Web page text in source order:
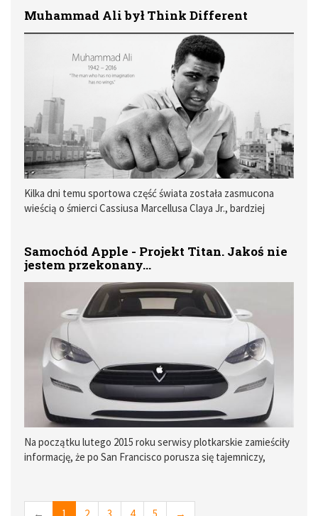
Muhammad Ali był Think Different
Kilka dni temu sportowa część świata została zasmucona
wieścią o śmierci Cassiusa Marcellusa Claya Jr., bardziej
Apple, i to od kilku dni właśnie on pojawia się na stronie
głównej apple.com.
Samochód Apple - Projekt Titan. Jakoś nie
jestem przekonany...
Na początku lutego 2015 roku serwisy plotkarskie zamieściły
informację, że po San Francisco porusza się tajemniczy,
z hipotez na temat tego pojazdu mówiła, że pojazd ten jest